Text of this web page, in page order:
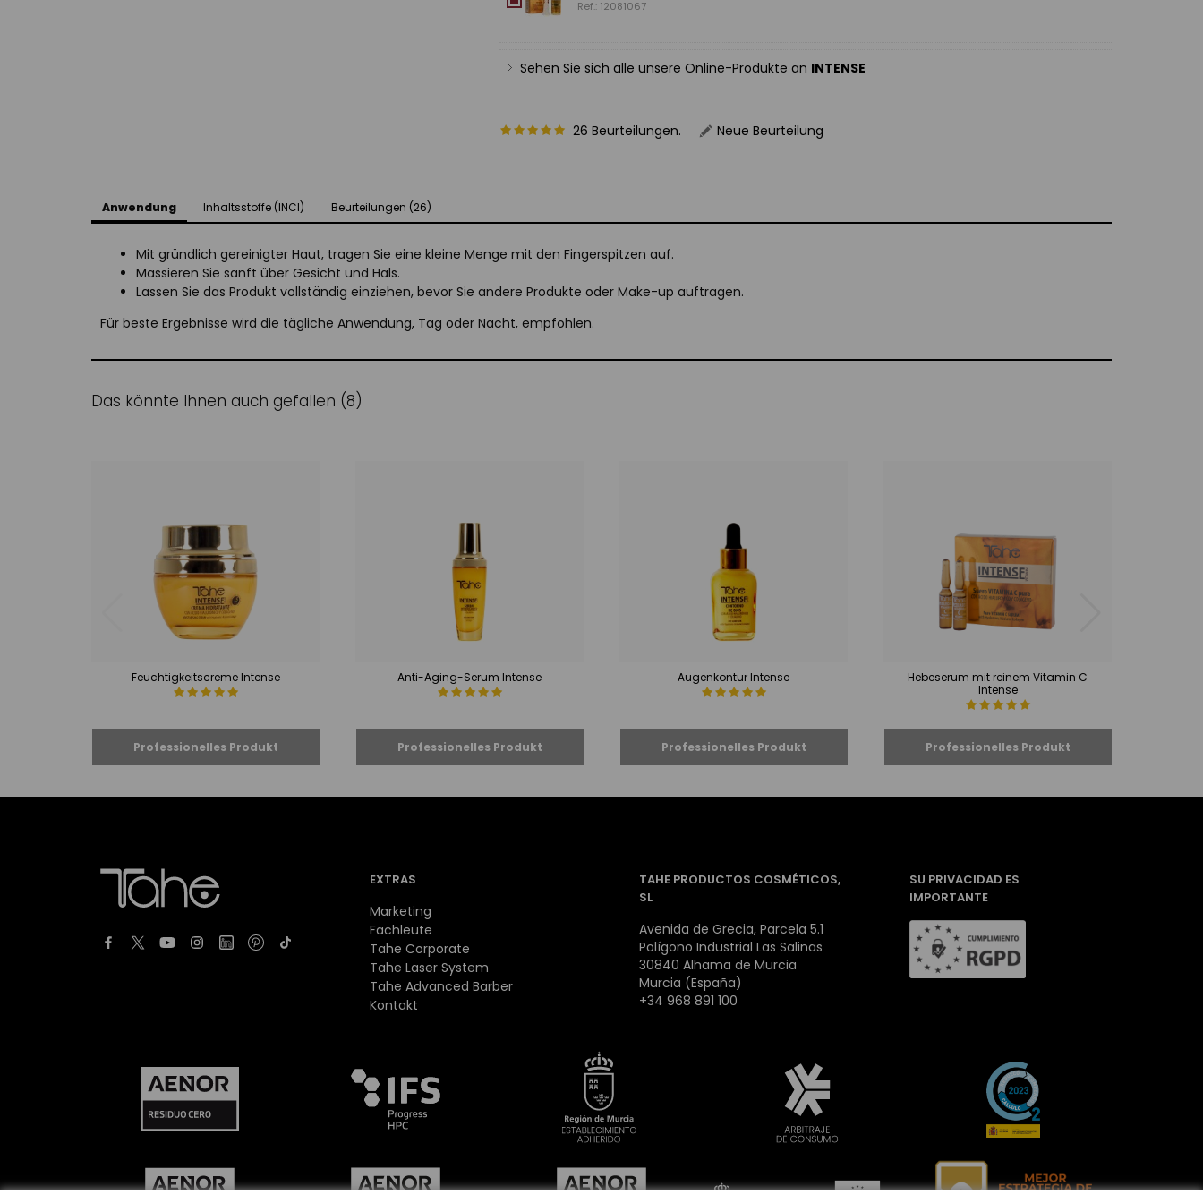
Ref.: 12081067
Sehen Sie sich alle unsere Online-Produkte an INTENSE
26 Beurteilungen. Neue Beurteilung
Anwendung Inhaltsstoffe (INCI) Beurteilungen (26)
Mit gründlich gereinigter Haut, tragen Sie eine kleine Menge mit den Fingerspitzen auf.
Massieren Sie sanft über Gesicht und Hals.
Lassen Sie das Produkt vollständig einziehen, bevor Sie andere Produkte oder Make-up auftragen.
Für beste Ergebnisse wird die tägliche Anwendung, Tag oder Nacht, empfohlen.
Das könnte Ihnen auch gefallen (8)
Feuchtigkeitscreme Intense Anti-Aging-Serum Intense Augenkontur Intense
Hebeserum mit reinem Vitamin C
Intense
EXTRAS
Marketing
Fachleute
Tahe Corporate
Tahe Laser System
Tahe Advanced Barber
Kontakt
TAHE PRODUCTOS COSMÉTICOS,
SL
Avenida de Grecia, Parcela 5.1
Polígono Industrial Las Salinas
30840 Alhama de Murcia
Murcia (España)
+34 968 891 100
SU PRIVACIDAD ES
IMPORTANTE